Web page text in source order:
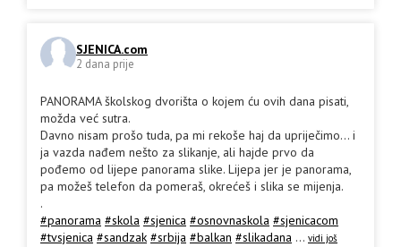
SJENICA.com
2 dana prije
PANORAMA školskog dvorišta o kojem ću ovih dana pisati,
možda već sutra.
Davno nisam prošo tuda, pa mi rekoše haj da upriječimo... i
ja vazda nađem nešto za slikanje, ali hajde prvo da
pođemo od lijepe panorama slike. Lijepa jer je panorama,
pa možeš telefon da pomeraš, okrećeš i slika se mijenja.
.
#panorama #skola #sjenica #osnovnaskola #sjenicacom
#tvsjenica #sandzak #srbija #balkan #slikadana ... vidi još